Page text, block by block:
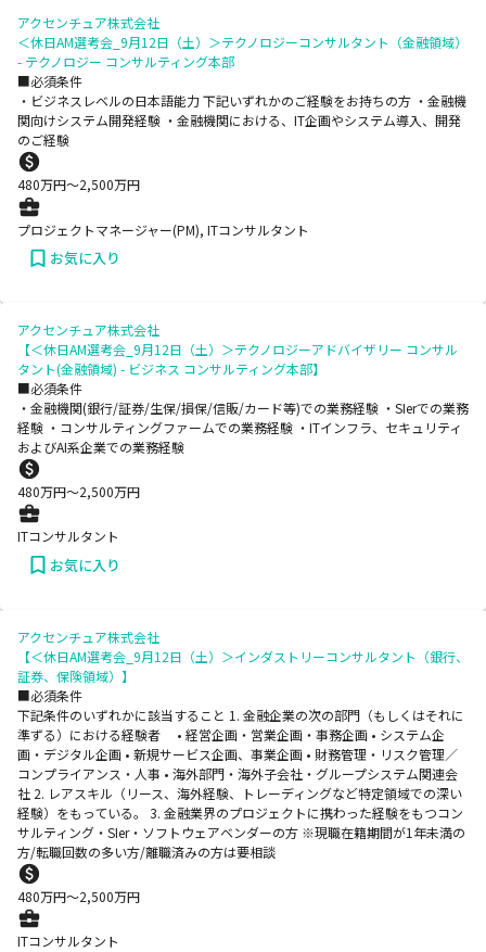
アクセンチュア株式会社
＜休日AM選考会_9月12日（土）＞テクノロジーコンサルタント（金融領域）
- テクノロジー コンサルティング本部
■必須条件
・ビジネスレベルの日本語能力 下記いずれかのご経験をお持ちの方 ・金融機
関向けシステム開発経験 ・金融機関における、IT企画やシステム導入、開発
のご経験
480万円〜2,500万円
プロジェクトマネージャー(PM), ITコンサルタント
お気に入り
アクセンチュア株式会社
【＜休日AM選考会_9月12日（土）＞テクノロジーアドバイザリー コンサル
タント(金融領域) - ビジネス コンサルティング本部】
■必須条件
・金融機関(銀行/証券/生保/損保/信販/カード等)での業務経験 ・SIerでの業務
経験 ・コンサルティングファームでの業務経験 ・ITインフラ、セキュリティ
およびAI系企業での業務経験
480万円〜2,500万円
ITコンサルタント
お気に入り
アクセンチュア株式会社
【＜休日AM選考会_9月12日（土）＞インダストリーコンサルタント（銀行、
証券、保険領域）】
■必須条件
下記条件のいずれかに該当すること 1. 金融企業の次の部門（もしくはそれに
準ずる）における経験者 • 経営企画・営業企画・事務企画 • システム企
画・デジタル企画 • 新規サービス企画、事業企画 • 財務管理・リスク管理／
コンプライアンス・人事 • 海外部門・海外子会社・グループシステム関連会
社 2. レアスキル（リース、海外経験、トレーディングなど特定領域での深い
経験）をもっている。 3. 金融業界のプロジェクトに携わった経験をもつコン
サルティング・SIer・ソフトウェアベンダーの方 ※現職在籍期間が1年未満の
方/転職回数の多い方/離職済みの方は要相談
480万円〜2,500万円
ITコンサルタント